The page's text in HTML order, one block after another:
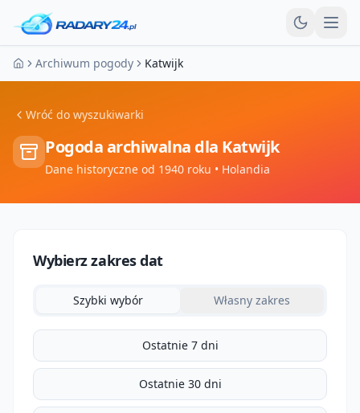
Strona główna
Archiwum pogody Katwijk
Wróć do wyszukiwarki
Pogoda archiwalna dla Katwijk
Dane historyczne od 1940 roku • Holandia
Wybierz zakres dat
Szybki wybór Własny zakres
Ostatnie 7 dni
Ostatnie 30 dni